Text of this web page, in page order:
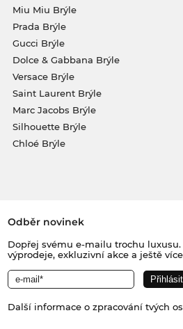
Miu Miu Brýle
Prada Brýle
Gucci Brýle
Dolce & Gabbana Brýle
Versace Brýle
Saint Laurent Brýle
Marc Jacobs Brýle
Silhouette Brýle
Chloé Brýle
Odběr novinek
Dopřej svému e-mailu trochu
výprodeje, exkluzivní akce a ještě
Další informace o zpracování tvých